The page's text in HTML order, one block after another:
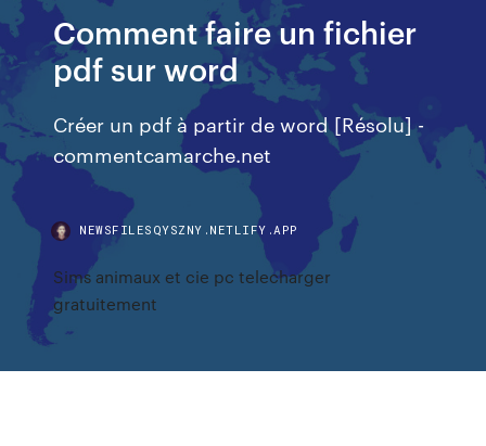
Comment faire un fichier
pdf sur word
Créer un pdf à partir de word [Résolu] -
commentcamarche.net
NEWSFILESQYSZNY.NETLIFY.APP
Sims animaux et cie pc telecharger
gratuitement